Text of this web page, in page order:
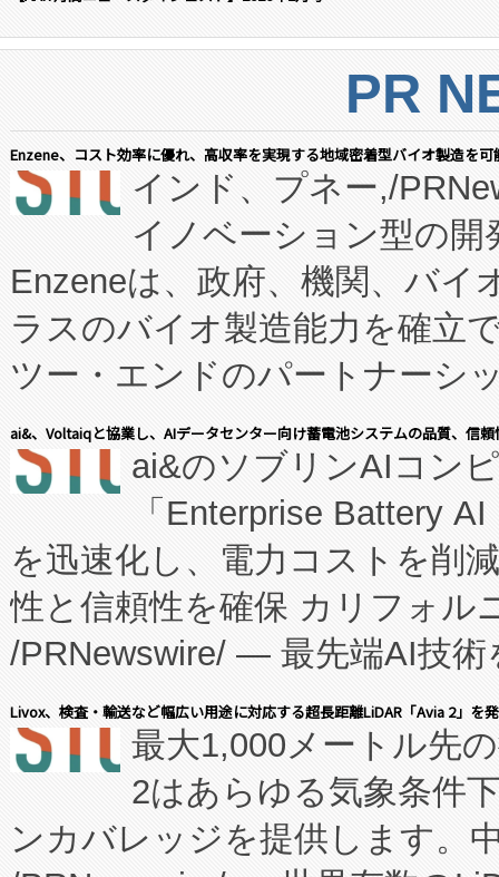
PR
Enzene、コスト効率に優れ、高収率を実現する地域密着型バイオ製造を
インド、プネー,/
イノベーション型の
Enzeneは、政府、機関、バイ
ラスのバイオ製造能力を確立
ツー・エンドのパートナーシ
表しました。 同社の実績ある
manufacturing™ (FCCM™) プ
たNeXは、バイオ医薬品製造
従来のフェッドバッチ施設の
に、患者やサプライチェーン
キー方式で拡張性が高く、持
す。FCCM‑を活用した現地生
患者にとっての費用負担を大
のアクセスを大幅に拡大する
Fully-Connected Continuous
ai&、Voltaiqと協業し、AIデータセンター向け蓄電池システムの品質、信
ai&のソブリンAIコン
「Enterprise Battery
を迅速化し、電力コストを削
性と信頼性を確保 カリフォル
/PRNewswire/ — 最先端AI技術
会社エーアイ・アンド：本社
President原信平）と、エンタ
ードするVoltaiqは、日本にあ
ーエネルギー貯蔵システム（
Livox、検査・輸送など幅広い用途に対応する超長距離LiDAR「Avia 2」を
最大1,000メートル先
2はあらゆる気象条件
ンカバレッジを提供します。